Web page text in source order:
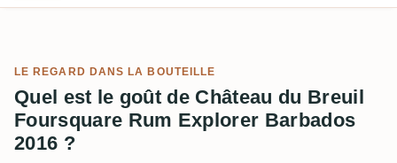
LE REGARD DANS LA BOUTEILLE
Quel est le goût de Château du Breuil
Foursquare Rum Explorer Barbados
2016 ?